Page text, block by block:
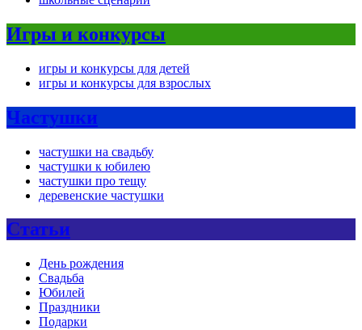
Игры и конкурсы
игры и конкурсы для детей
игры и конкурсы для взрослых
Частушки
частушки на свадьбу
частушки к юбилею
частушки про тещу
деревенские частушки
Статьи
День рождения
Свадьба
Юбилей
Праздники
Подарки